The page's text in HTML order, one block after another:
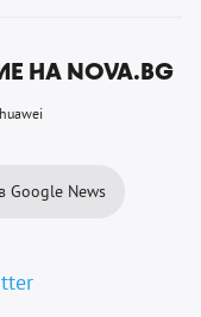
NOVA.BG
Google News